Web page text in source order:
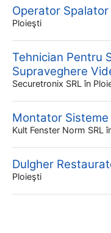
Operator Spalator
Ploieşti
Tehnician Pentru
Supraveghere
Securetronix SRL în
Montator
Kult Fenster Norm SRL
Dulgher
Ploieşti